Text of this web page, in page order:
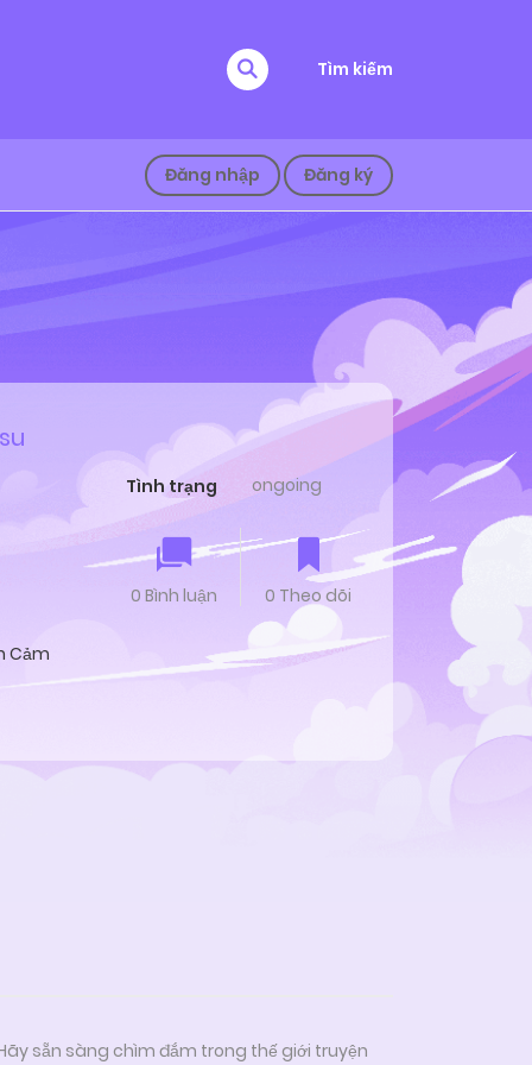
Tìm kiếm
Đăng nhập Đăng ký
Cảm
Tình trạng ongoing
0 Bình luận 0 Theo dõi
sẵn sàng chìm đắm trong thế giới truyện